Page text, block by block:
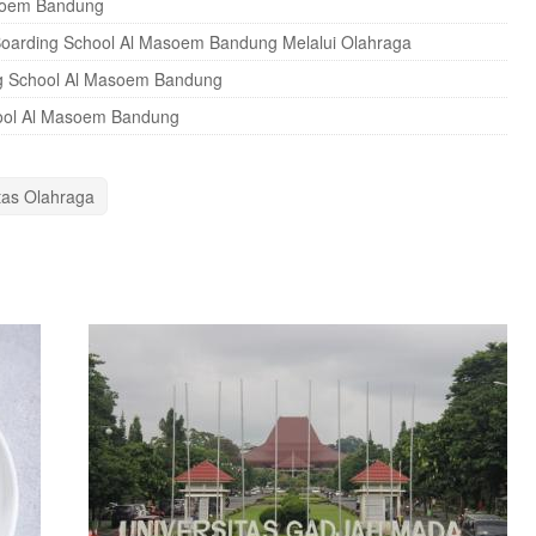
Bandung
School Al Masoem Bandung Melalui Olahraga
Al Masoem Bandung
Al Masoem Bandung
Olahraga